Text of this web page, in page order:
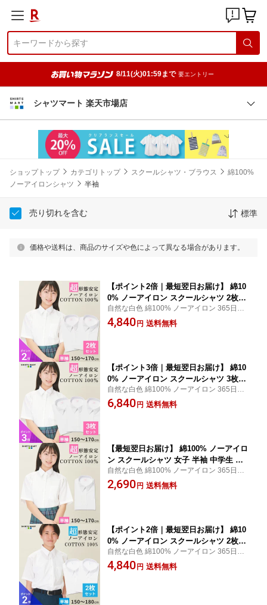
8/11(火)01:59まで 要エントリー
シャツマート 楽天市場店
ショップトップ カテゴリトップ スクールシャツ・ブラウス
綿100%
ノーアイロンシャツ
半袖
売り切れを含む 標準
価格や送料は、商品のサイズや色によって異なる場合があります。
【ポイント2倍｜最短翌日お届け】 綿10
0% ノーアイロン スクールシャツ 2枚セ
ット 女子 半袖 中学生 高校生 スクール
ブラウス スクール 学生 ブラウス 白 ノ
自然な白色 綿100% ノーアイロン 365日出
荷可能 スクールシャツ 【SHIRTS MART(シ
ャツマート)】
4,840 円 送料無料
【ポイント3倍｜最短翌日お届け】 綿10
0% ノーアイロン スクールシャツ 3枚セ
ット 女子 半袖 中学生 高校生 スクール
ブラウス スクール 学生 ブラウス 白 ノ
自然な白色 綿100% ノーアイロン 365日出
荷可能 スクールシャツ 【SHIRTS MART(シ
ャツマート)】
6,840 円 送料無料
【最短翌日お届け】 綿100% ノーアイロ
ン スクールシャツ 女子 半袖 中学生 高
校生 スクールブラウス スクール 学生
ブラウス 白 ノンアイロン | 身長 150 15
自然な白色 綿100% ノーアイロン 365日出
荷可能 スクールシャツ 【SHIRTS MART(シ
ャツマート)】
2,690 円 送料無料
【ポイント2倍｜最短翌日お届け】 綿10
0% ノーアイロン スクールシャツ 2枚セ
ット 半袖 男子 学生シャツ 形態安定 中
学生 高校生 ワイシャツ 学生服 白 ノン
自然な白色 綿100% ノーアイロン 365日出
荷可能 スクールシャツ 【SHIRTS MART(シ
ャツマート)】
4,840 円 送料無料